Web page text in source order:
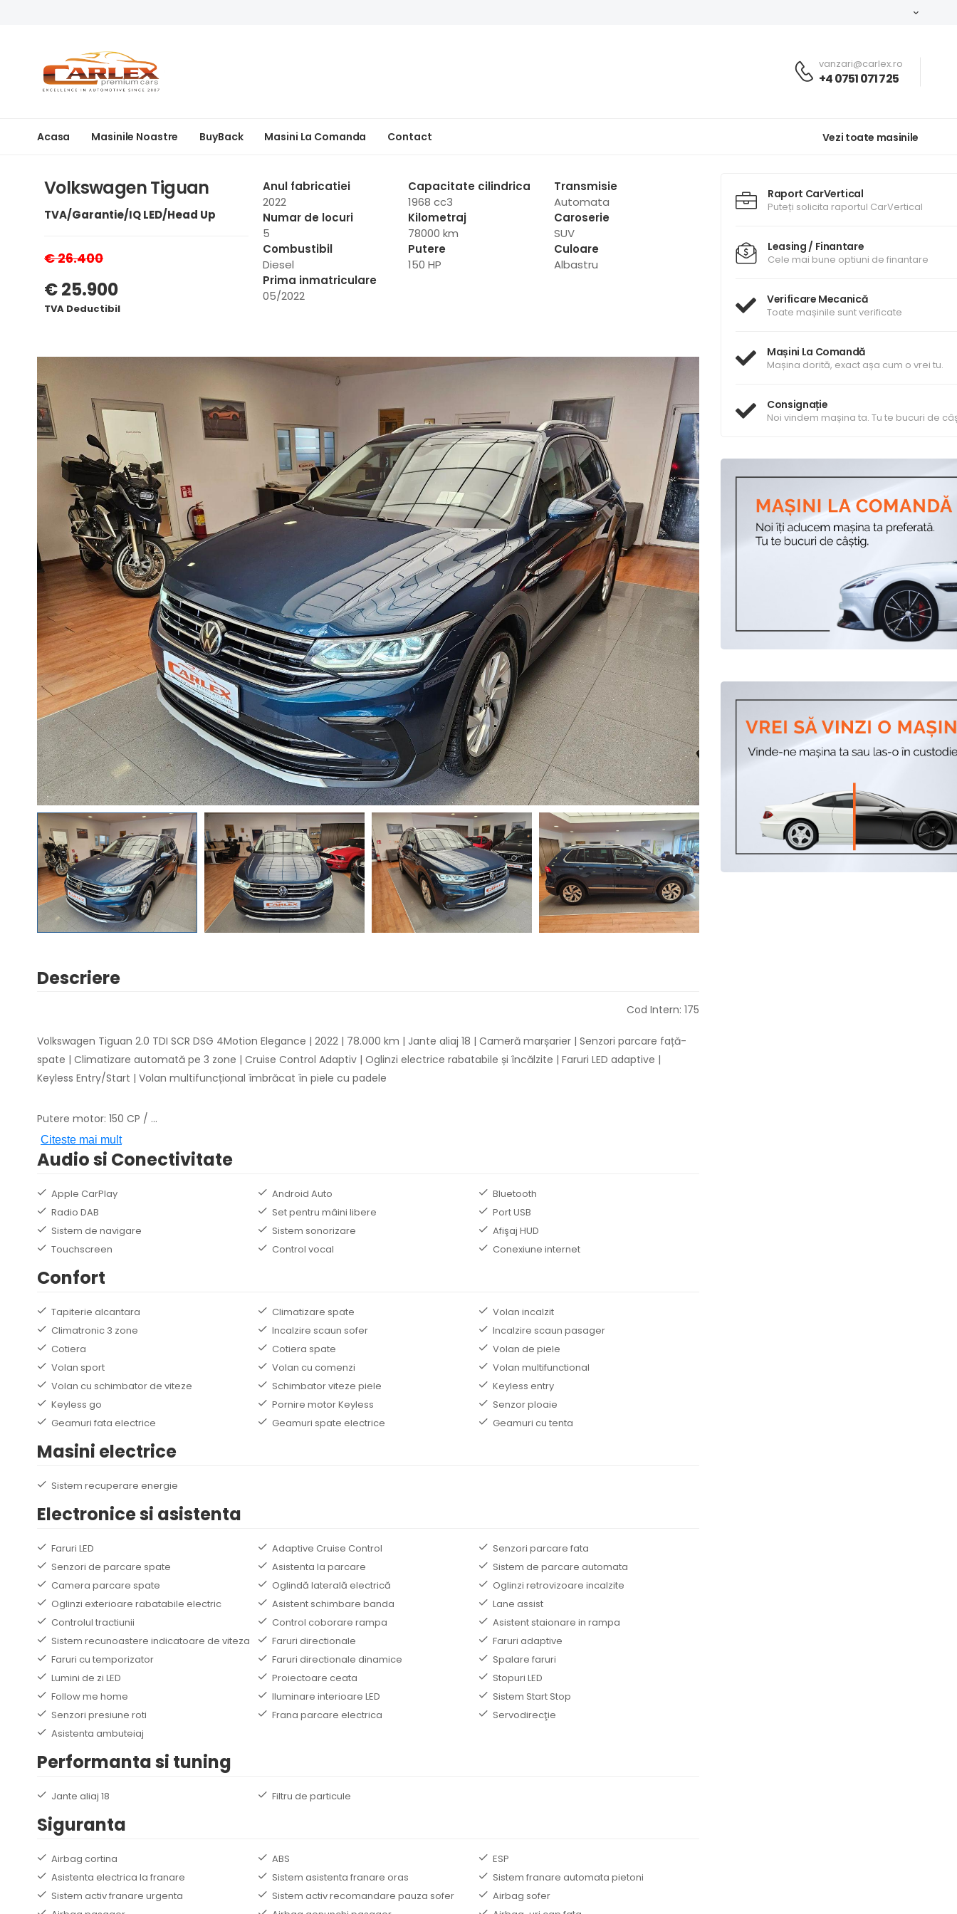
vanzari@carlex.ro
+4 0751 071 725
Acasa Masinile Noastre BuyBack Masini La Comanda Contact Vezi toate masinile
Volkswagen Tiguan
TVA/Garantie/IQ LED/Head Up
€ 26.400
€ 25.900
TVA Deductibil
Anul fabricatiei
2022
Capacitate cilindrica
1968 cc3
Transmisie
Automata
Numar de locuri
5
Kilometraj
78000 km
Caroserie
SUV
Combustibil
Diesel
Putere
150 HP
Culoare
Albastru
Prima inmatriculare
05/2022
Descriere
Cod Intern: 175
Volkswagen Tiguan 2.0 TDI SCR DSG 4Motion Elegance | 2022 | 78.000 km | Jante aliaj 18 | Cameră marșarier | Senzori parcare față-
spate | Climatizare automată pe 3 zone | Cruise Control Adaptiv | Oglinzi electrice rabatabile și încălzite | Faruri LED adaptive |
Keyless Entry/Start | Volan multifuncțional îmbrăcat în piele cu padele
Putere motor: 150 CP / ...
Citeste mai mult
Audio si Conectivitate
Apple CarPlay Android Auto
Bluetooth
Radio DAB
Set pentru mâini libere
Port USB
Sistem de navigare
Sistem sonorizare
Afişaj HUD
Touchscreen
Control vocal Conexiune internet
Confort
Tapiterie alcantara Climatizare spate
Volan incalzit
Climatronic 3 zone
Incalzire scaun sofer
Incalzire scaun pasager
Cotiera
Cotiera spate
Volan de piele
Volan sport
Volan cu comenzi
Volan multifunctional
Volan cu schimbator de viteze
Schimbator viteze piele
Keyless entry
Keyless go
Pornire motor Keyless
Senzor ploaie
Geamuri fata electrice
Geamuri spate electrice Geamuri cu tenta
Masini electrice
Sistem recuperare energie
Electronice si asistenta
Faruri LED Adaptive Cruise Control
Senzori parcare fata
Senzori de parcare spate
Asistenta la parcare
Sistem de parcare automata
Camera parcare spate
Oglindă laterală electrică
Oglinzi retrovizoare incalzite
Oglinzi exterioare rabatabile electric
Asistent schimbare banda
Lane assist
Controlul tractiunii
Control coborare rampa
Asistent staionare in rampa
Sistem recunoastere indicatoare de viteza
Faruri directionale
Faruri adaptive
Faruri cu temporizator
Faruri directionale dinamice
Spalare faruri
Lumini de zi LED
Proiectoare ceata
Stopuri LED
Follow me home
Iluminare interioare LED
Sistem Start Stop
Senzori presiune roti
Frana parcare electrica
Servodirecţie
Asistenta ambuteiaj
Performanta si tuning
Jante aliaj 18 Filtru de particule
Siguranta
Airbag cortina ABS
ESP
Asistenta electrica la franare
Sistem asistenta franare oras
Sistem franare automata pietoni
Sistem activ franare urgenta
Sistem activ recomandare pauza sofer
Airbag sofer
Raport CarVertical
Puteți solicita raportul CarVertical
Leasing / Finantare
Cele mai bune optiuni de finantare
Verificare Mecanică
Toate mașinile sunt verificate
Mașini La Comandă
Mașina dorită, exact așa cum o vrei tu.
Consignație
Noi vindem mașina ta. Tu te bucuri de